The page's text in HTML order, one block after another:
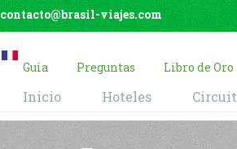
contacto@brasil-viajes.com
Guia Preguntas Libro de Oro
Inicio Hoteles